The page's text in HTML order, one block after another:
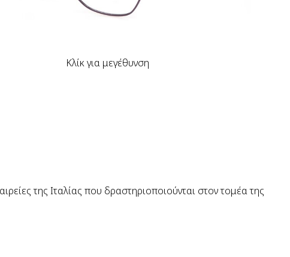
Κλίκ για μεγέθυνση
της Ιταλίας που δραστηριοποιούνται στον τομέα της